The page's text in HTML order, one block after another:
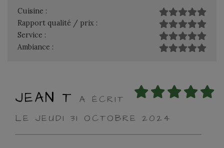
Cuisine :
Rapport qualité / prix :
Service :
Ambiance :
JEAN T
A ÉCRIT
LE JEUDI 31 OCTOBRE 2024